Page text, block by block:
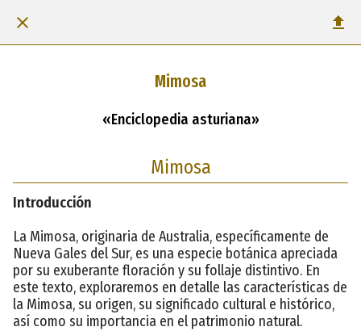
Mimosa
«Enciclopedia asturiana»
Mimosa
Introducción
La Mimosa, originaria de Australia, específicamente de
Nueva Gales del Sur, es una especie botánica apreciada
por su exuberante floración y su follaje distintivo. En
este texto, exploraremos en detalle las características de
la Mimosa, su origen, su significado cultural e histórico,
así como su importancia en el patrimonio natural.